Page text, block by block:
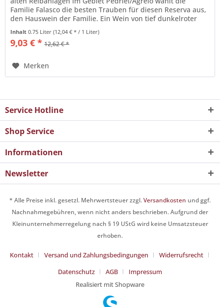
Familie Falasco die besten Trauben für diesen Reserva aus,
den Hauswein der Familie. Ein Wein von tief dunkelroter
Farbe mit...
Inhalt0.75 Liter(12,04 € * / 1 Liter)
9,03 € * 12,62 € *
Merken
Service Hotline
Shop Service
Informationen
Newsletter
* Alle Preise inkl. gesetzl. Mehrwertsteuer zzgl.Versandkosten und ggf.
Nachnahmegebühren, wenn nicht anders beschrieben. Aufgrund der
Kleinunternehmerregelung nach § 19 UStG wird keine Umsatzsteuer
erhoben.
Kontakt Versand und Zahlungsbedingungen
Widerrufsrecht
Datenschutz
AGB
Impressum
Realisiert mit Shopware